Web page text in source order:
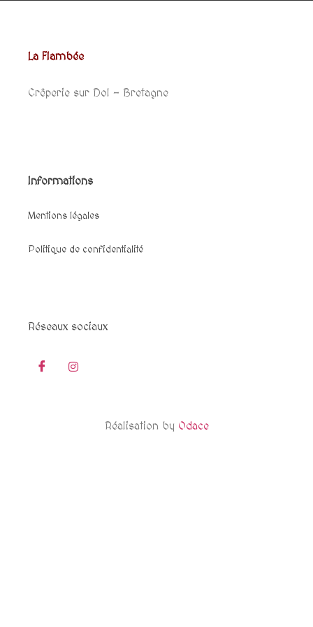
La Flambée
Crêperie sur Dol – Bretagne
Informations
Mentions légales
Politique de confidentialité
Réseaux sociaux
Réalisation by Odace